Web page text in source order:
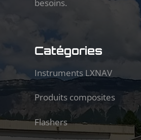
besoins.
Catégories
Instruments LXNAV
Produits composites
Flashers